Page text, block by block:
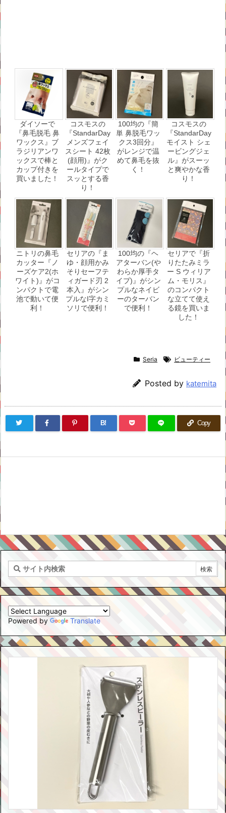
ダイソーで
『鼻毛脱毛 鼻
ワックス』ブ
ラジリアンワ
ックスで棒と
カップ付きを
買いました！
コスモスの
『StandarDay
メンズフェイ
スシート 42枚
(顔用)』がク
ールタイプで
スッとする香
り！
100均の『簡
単 鼻脱毛ワッ
クス3回分』
がレンジで温
めて鼻毛を抜
く！
コスモスの
『StandarDay
モイスト シェ
ービングジェ
ル』がスーッ
と爽やかな香
り！
ニトリの鼻毛
カッター『ノ
ーズケア2(ホ
ワイト)』がコ
ンパクトで電
池で動いて便
利！
セリアの『ま
ゆ・顔用かみ
そりセーフテ
ィガード刃 2
本入』がシン
プルなI字カミ
ソリで便利！
100均の『ヘ
アターバン(や
わらか厚手タ
イプ)』がシン
プルなネイビ
ーのターバン
で便利！
セリアで『折
りたたみミラ
ー S ウィリア
ム・モリス』
のコンパクト
な立てて使え
る鏡を買いま
した！
Seria ビューティー
Posted by katemita
B! Copy
Powered by Translate